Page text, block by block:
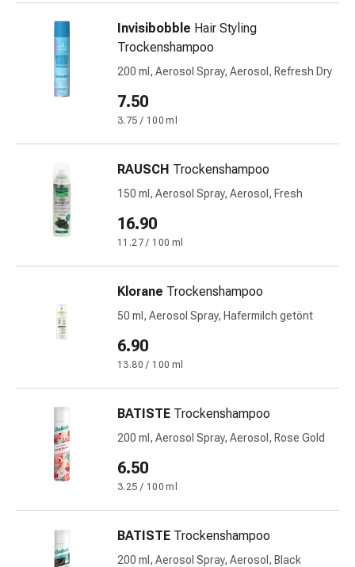
Unreine
Haut
Hautausschlag
Akne
Naturmittel
Pflanzenknospen
Homöopathie
Schüssler-
Spagyrika
Anthroposophika
Blase,
Prostata
Harnwegsbeschwerden
Blasenbeschwerden
Schmerzen
&
Kopfschmerzen
Migräne
Invisibobble Hair Styling
Trockenshampoo
200 ml, Aerosol Spray, Aerosol, Refresh Dry
7.50
3.75 / 100 ml
RAUSCH Trockenshampoo
150 ml, Aerosol Spray, Aerosol, Fresh
16.90
11.27 / 100 ml
Klorane Trockenshampoo
50 ml, Aerosol Spray, Hafermilch getönt
6.90
13.80 / 100 ml
BATISTE Trockenshampoo
200 ml, Aerosol Spray, Aerosol, Rose Gold
6.50
3.25 / 100 ml
BATISTE Trockenshampoo
200 ml, Aerosol Spray, Aerosol, Black